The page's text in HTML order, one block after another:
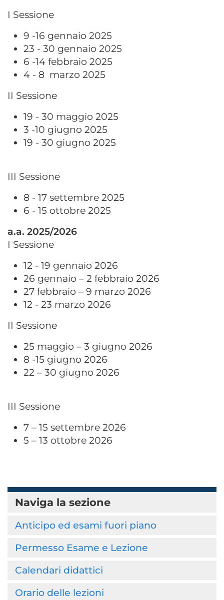
I Sessione
9 -16 gennaio 2025
23 - 30 gennaio 2025
6 -14 febbraio 2025
4 - 8 marzo 2025
II Sessione
19 - 30 maggio 2025
3 -10 giugno 2025
19 - 30 giugno 2025
III Sessione
8 - 17 settembre 2025
6 - 15 ottobre 2025
a.a. 2025/2026
I Sessione
12 - 19 gennaio 2026
26 gennaio – 2 febbraio 2026
27 febbraio – 9 marzo 2026
12 - 23 marzo 2026
II Sessione
25 maggio – 3 giugno 2026
8 -15 giugno 2026
22 – 30 giugno 2026
III Sessione
7 – 15 settembre 2026
5 – 13 ottobre 2026
Naviga la sezione
Anticipo ed esami fuori piano
Permesso Esame e Lezione
Calendari didattici
Orario delle lezioni